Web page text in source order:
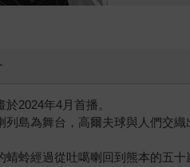
2024年4月首播。
島為舞台，高爾夫球與人們交織
蜻蛉經過從吐噶喇回到熊本的五